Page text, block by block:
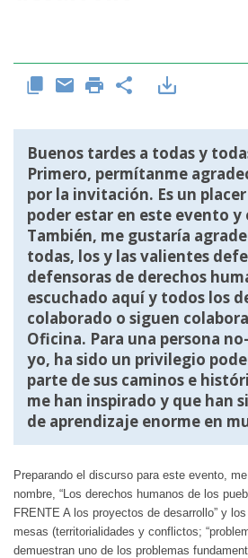
Buenos tardes a todas y
Primero, permítanme
por la invitación. Es un
poder estar en este evento y
También, me gustaría
todas, los y las valientes
defensoras de derechos
escuchado aquí y todos los
colaborado o siguen
Oficina. Para una persona
yo, ha sido un privilegio
parte de sus caminos e
me han inspirado y que han
de aprendizaje enorme en
Preparando el discurso para este evento,
nombre, “Los derechos humanos de los
FRENTE A los proyectos de desarrollo” y
mesas (territorialidades y conflictos;
demuestran uno de los problemas